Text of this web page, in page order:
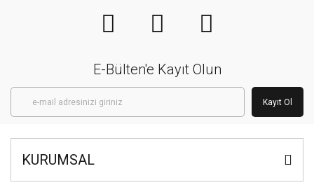
E-Bülten'e Kayıt Olun
Kayıt Ol
KURUMSAL